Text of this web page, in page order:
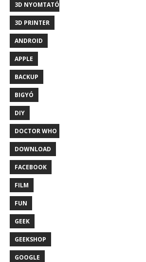
3D NYOMTATÓ
3D PRINTER
ANDROID
APPLE
BACKUP
BIGYÓ
DIY
DOCTOR WHO
DOWNLOAD
FACEBOOK
FILM
FUN
GEEK
GEEKSHOP
GOOGLE